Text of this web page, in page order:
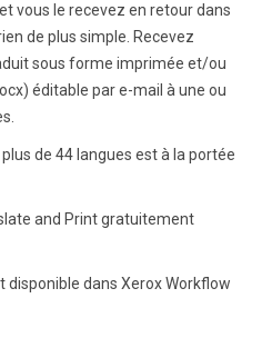
vous le recevez en retour dans
de plus simple. Recevez
sous forme imprimée et/ou
éditable par e-mail à une ou
de 44 langues est à la portée
and Print gratuitement
dans Xerox Workflow